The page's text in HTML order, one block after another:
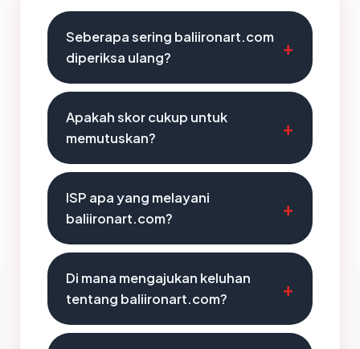
Seberapa sering baliironart.com
diperiksa ulang?
Apakah skor cukup untuk
memutuskan?
ISP apa yang melayani
baliironart.com?
Di mana mengajukan keluhan
tentang baliironart.com?